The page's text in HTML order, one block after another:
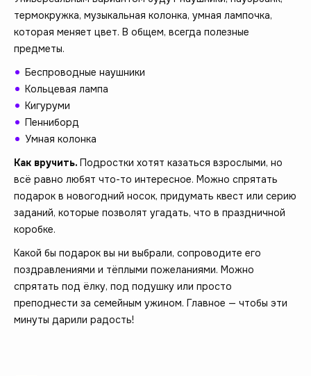
термокружка, музыкальная колонка, умная лампочка,
которая меняет цвет. В общем, всегда полезные
предметы.
Беспроводные наушники
Кольцевая лампа
Кигуруми
Пенниборд
Умная колонка
Как вручить. Подростки хотят казаться взрослыми, но
всё равно любят что-то интересное. Можно спрятать
подарок в новогодний носок, придумать квест или серию
заданий, которые позволят угадать, что в праздничной
коробке.
Какой бы подарок вы ни выбрали, сопроводите его
поздравлениями и тёплыми пожеланиями. Можно
спрятать под ёлку, под подушку или просто
преподнести за семейным ужином. Главное — чтобы эти
минуты дарили радость!